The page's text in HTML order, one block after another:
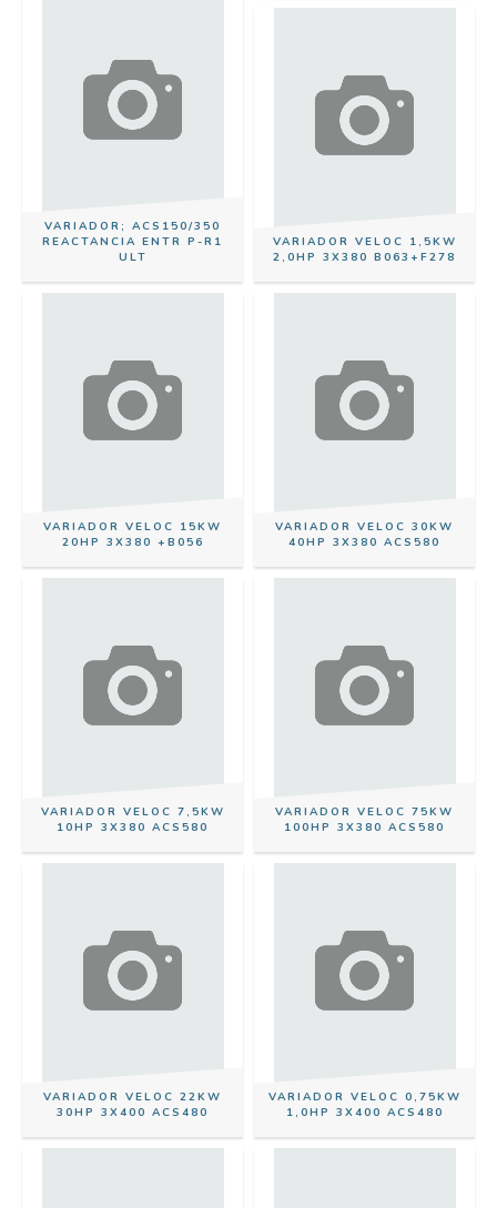
VARIADOR; ACS150/350
REACTANCIA ENTR P-R1
ULT
VARIADOR VELOC 1,5KW
2,0HP 3X380 B063+F278
VARIADOR VELOC 15KW
20HP 3X380 +B056
VARIADOR VELOC 30KW
40HP 3X380 ACS580
VARIADOR VELOC 7,5KW
10HP 3X380 ACS580
VARIADOR VELOC 75KW
100HP 3X380 ACS580
VARIADOR VELOC 22KW
30HP 3X400 ACS480
VARIADOR VELOC 0,75KW
1,0HP 3X400 ACS480